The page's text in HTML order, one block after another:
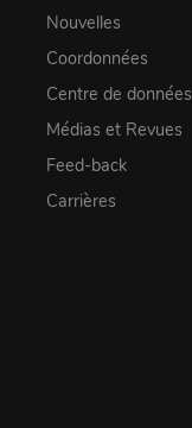
Nouvelles
Coordonnées
Centre de données
Médias et Revues
Feed-back
Carrières